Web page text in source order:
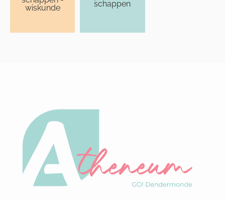
wiskunde
schappen